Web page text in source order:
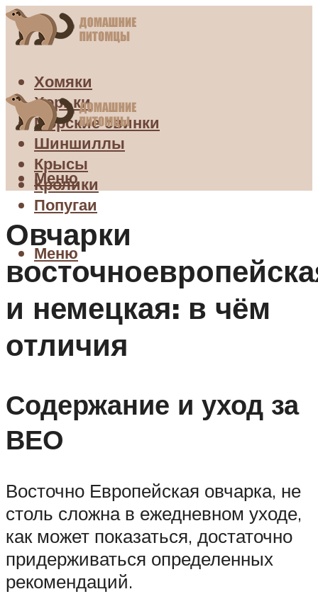
Хомяки
Хорьки
Морские свинки
Шиншиллы
Крысы
Кролики
Попугаи
Меню
Меню
Овчарки
и немецкая: в чём
отличия
Содержание и уход за
ВЕО
Восточно Европейская овчарка, не
столь сложна в ежедневном уходе,
как может показаться, достаточно
придерживаться определенных
рекомендаций.